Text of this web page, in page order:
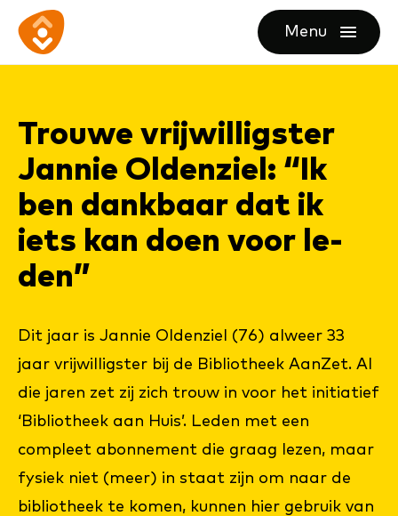
direct
content
direct
footer
Ga
naar
Menu
openen
Trouwe vrij­wil­lig­ster
Jan­nie Ol­den­ziel: “Ik
ben dank­baar dat ik
iets kan doen voor le­
den”
Dit jaar is Jannie Oldenziel (76) alweer 33
jaar vrijwilligster bij de Bibliotheek AanZet. Al
die jaren zet zij zich trouw in voor het initiatief
‘Bibliotheek aan Huis’. Leden met een
compleet abonnement die graag lezen, maar
fysiek niet (meer) in staat zijn om naar de
bibliotheek te komen, kunnen hier gebruik van